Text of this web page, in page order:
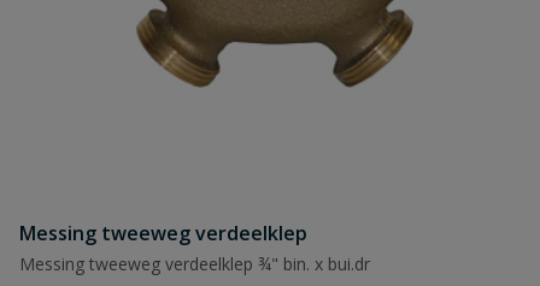
Messing tweeweg verdeelklep
Messing tweeweg verdeelklep ¾" bin. x bui.dr